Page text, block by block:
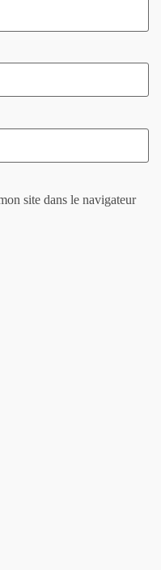
site dans le navigateur